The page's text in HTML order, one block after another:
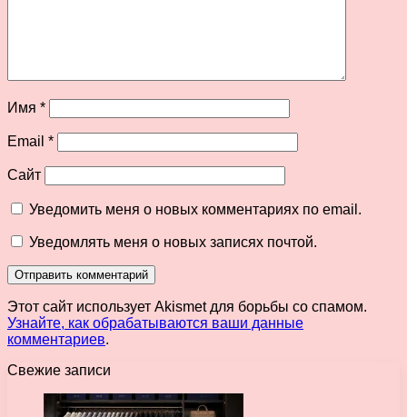
Имя *
Email *
Сайт
Уведомить меня о новых комментариях по email.
Уведомлять меня о новых записях почтой.
Этот сайт использует Akismet для борьбы со спамом.
Узнайте, как обрабатываются ваши данные
комментариев.
Свежие записи